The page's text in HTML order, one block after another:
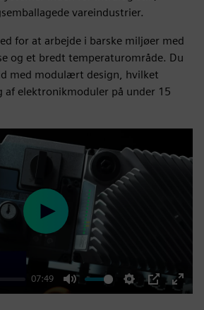
vareindustrier.
for at arbejde i barske miljøer med
og et bredt temperaturområde. Du
med modulært design, hvilket
elektronikmoduler på under 15
07:49
Mute Settings
PIP
Enter
Play